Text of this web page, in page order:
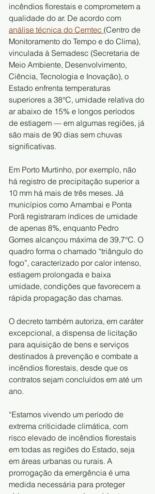
incêndios florestais e comprometem a
qualidade do ar. De acordo com
análise técnica do Cemtec (Centro de
Monitoramento do Tempo e do Clima),
vinculada à Semadesc (Secretaria de
Meio Ambiente, Desenvolvimento,
Ciência, Tecnologia e Inovação), o
Estado enfrenta temperaturas
superiores a 38°C, umidade relativa do
ar abaixo de 15% e longos períodos
de estiagem — em algumas regiões, já
são mais de 90 dias sem chuvas
significativas.
Em Porto Murtinho, por exemplo, não
há registro de precipitação superior a
10 mm há mais de três meses. Já
municípios como Amambai e Ponta
Porã registraram índices de umidade
de apenas 8%, enquanto Pedro
Gomes alcançou máxima de 39,7°C. O
quadro forma o chamado “triângulo do
fogo”, caracterizado por calor intenso,
estiagem prolongada e baixa
umidade, condições que favorecem a
rápida propagação das chamas.
O decreto também autoriza, em caráter
excepcional, a dispensa de licitação
para aquisição de bens e serviços
destinados à prevenção e combate a
incêndios florestais, desde que os
contratos sejam concluídos em até um
ano.
“Estamos vivendo um período de
extrema criticidade climática, com
risco elevado de incêndios florestais
em todas as regiões do Estado, seja
em áreas urbanas ou rurais. A
prorrogação da emergência é uma
medida necessária para proteger